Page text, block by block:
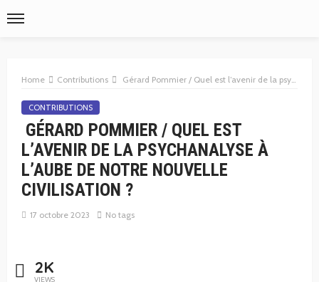
Home Contributions Gérard Pommier / Quel est l’avenir de la psychanalyse à l’aube de notre nouvelle civilisation ?
CONTRIBUTIONS
GÉRARD POMMIER / QUEL EST
L’AVENIR DE LA PSYCHANALYSE À
L’AUBE DE NOTRE NOUVELLE
CIVILISATION ?
17 octobre 2023 No tags
2K
VIEWS